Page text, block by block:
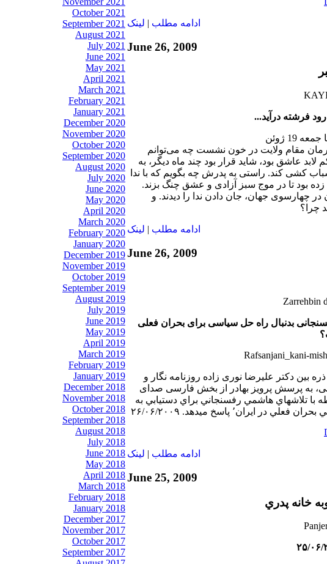
October 2021
September 2021
August 2021
July 2021
June 2021
May 2021
April 2021
March 2021
February 2021
January 2021
December 2020
November 2020
October 2020
September 2020
August 2020
July 2020
June 2020
May 2020
April 2020
March 2020
February 2020
January 2020
December 2019
November 2019
October 2019
September 2019
August 2019
July 2019
June 2019
May 2019
April 2019
March 2019
February 2019
January 2019
December 2018
November 2018
October 2018
September 2018
August 2018
July 2018
June 2018
May 2018
April 2018
March 2018
February 2018
January 2018
December 2017
November 2017
October 2017
September 2017
ادامه مطلب | لينک
June 26, 2009
فرشته درآید...
مقام ولایت در خون نشست چه می‌توانم
لابد عاشق بود، شاید قرار بود چند ماه دیگر، به
کشی کند. راستی به پدرش چه بگویم که با ندا
زده بود تا در موج سبز آزادی و عشق چنگ بزند.
در چهارسوی جهان، جان دادن ندا را دیدند. و
چرا؟
ادامه مطلب | لينک
June 26, 2009
بدنبال راه حل سیاسی برای بحران فعلی
ذره بين دکتر عليرضا نوری زاده روزنامه نگار و
به پرسش پرويز بهادر از بخش فارسی صدای
با تلاشهاي هاشمي رفسنجاني براي دستيابي به
در ايران٬ پاسخ ميدهد. ۲۶/۰۶/۲۰۰۹
ادامه مطلب | لينک
June 25, 2009
خانه پدري